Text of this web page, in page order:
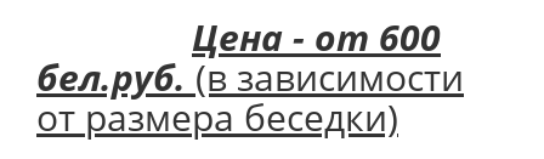
Цена - от 600
бел.руб. (в зависимости
от размера беседки)